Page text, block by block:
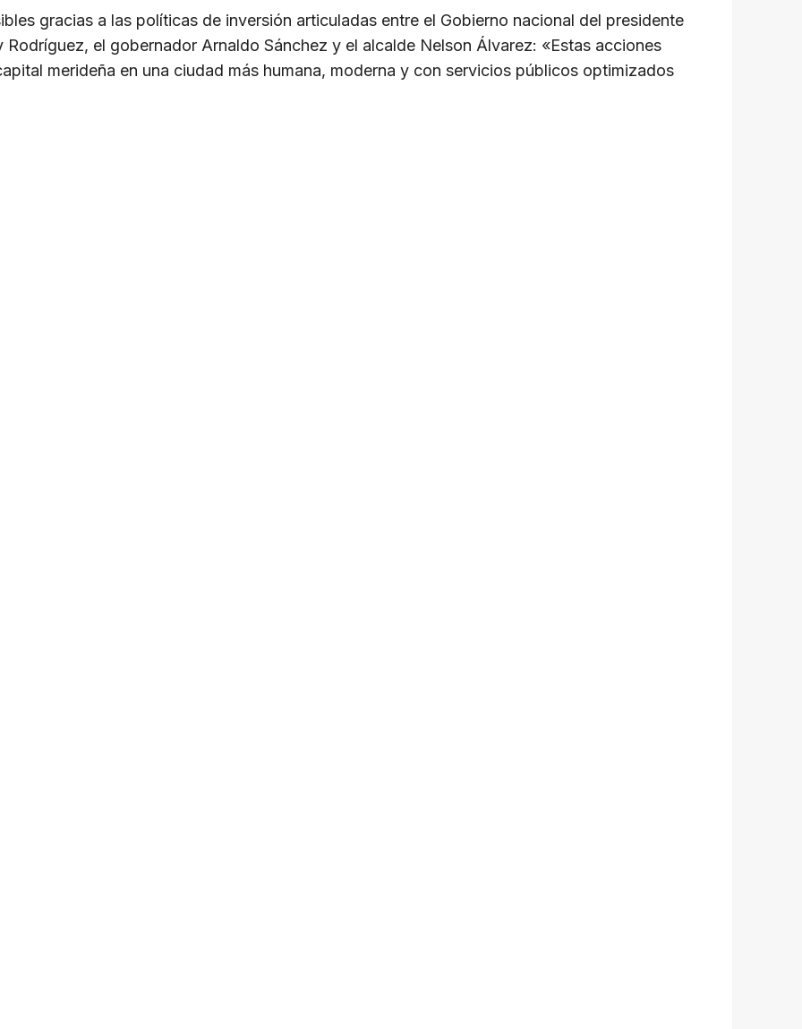
gracias a las políticas de inversión articuladas entre el Gobierno nacional del presidente
el gobernador Arnaldo Sánchez y el alcalde Nelson Álvarez: «Estas acciones
merideña en una ciudad más humana, moderna y con servicios públicos optimizados